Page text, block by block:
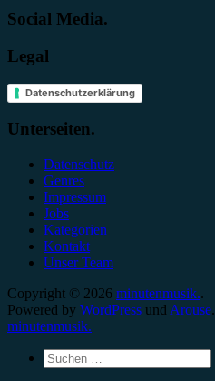
Social Media.
Legal
Datenschutzerklärung
Unterseiten.
Datenschutz
Genres
Impressum
Jobs
Kategorien
Kontakt
Unser Team
Copyright © 2026 minutenmusik..
Powered by WordPress und Arouse.
minutenmusik.
Suchen
nach: